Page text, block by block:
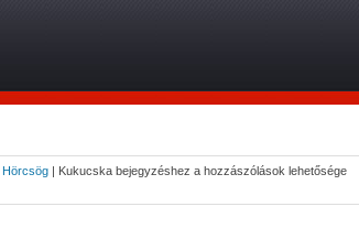
Hörcsög | Kukucska bejegyzéshez a hozzászólások lehetősége